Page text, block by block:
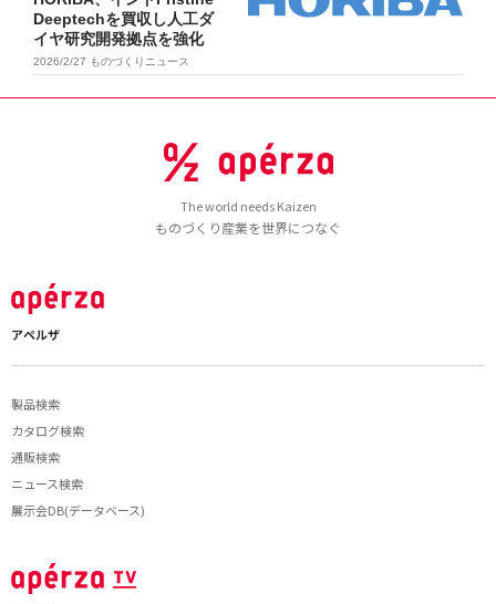
Deeptechを買収し人工ダ
イヤ研究開発拠点を強化
2026/2/27 ものづくりニュース
The world needs Kaizen
ものづくり産業を世界につなぐ
アペルザ
製品検索
カタログ検索
通販検索
ニュース検索
展示会DB(データベース)